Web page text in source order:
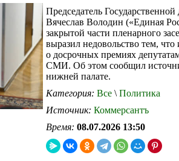
Председатель
Вячеслав Володин («Единая
закрытой части пленарного
выразил недовольство тем,
о досрочных премиях
СМИ. Об этом сообщил
нижней палате.
Категория: Все \ Политика
Источник: Коммерсантъ
Время: 08.07.2026 13:50